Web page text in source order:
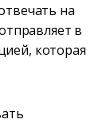
на
в
которая